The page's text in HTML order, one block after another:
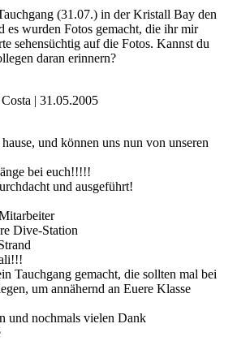
(31.07.) in der Kristall Bay den
es wurden Fotos gemacht, die ihr mir
sehensüchtig auf die Fotos. Kannst du
daran erinnern?
| 31.05.2005
und können uns nun von unseren
bei euch!!!!!
und ausgeführt!
Dive-Station
Tauchgang gemacht, die sollten mal bei
um annähernd an Euere Klasse
und nochmals vielen Dank